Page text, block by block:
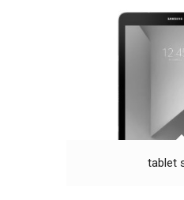
tablet